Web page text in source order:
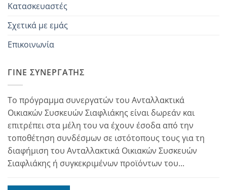
Κατασκευαστές
Σχετικά με εμάς
Επικοινωνία
ΓΊΝΕ ΣΥΝΕΡΓΆΤΗΣ
Το πρόγραμμα συνεργατών του Ανταλλακτικά
Οικιακών Συσκευών Σιαφλιάκης είναι δωρεάν και
επιτρέπει στα μέλη του να έχουν έσοδα από την
τοποθέτηση συνδέσμων σε ιστότοπους τους για τη
διαφήμιση του Ανταλλακτικά Οικιακών Συσκευών
Σιαφλιάκης ή συγκεκριμένων προϊόντων του...